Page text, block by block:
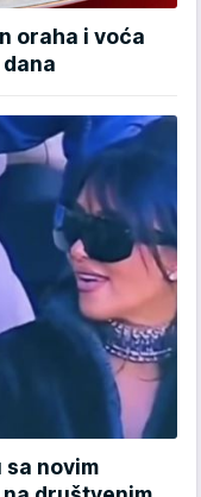
oraha i voća
novim